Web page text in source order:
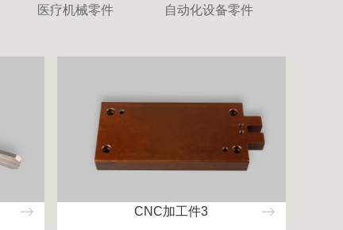
医疗机械零件 自动化设备零件
CNC加工件3